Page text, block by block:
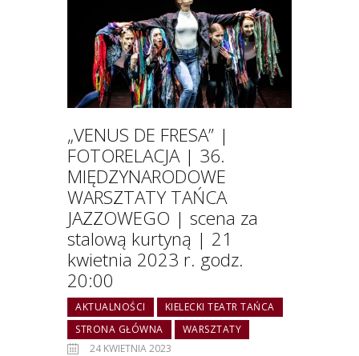
„VENUS DE FRESA” |
FOTORELACJA | 36.
MIĘDZYNARODOWE
WARSZTATY TAŃCA
JAZZOWEGO | scena za
stalową kurtyną | 21
kwietnia 2023 r. godz.
20:00
AKTUALNOŚCI
KIELECKI TEATR TAŃCA
STRONA GŁÓWNA
WARSZTATY
24 KWIETNIA 2023